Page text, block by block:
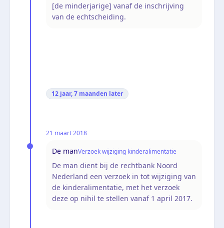
[de minderjarige] vanaf de inschrijving
van de echtscheiding.
12 jaar, 7 maanden later
21 maart 2018
De manVerzoek wijziging kinderalimentatie
De man dient bij de rechtbank Noord
Nederland een verzoek in tot wijziging van
de kinderalimentatie, met het verzoek
deze op nihil te stellen vanaf 1 april 2017.